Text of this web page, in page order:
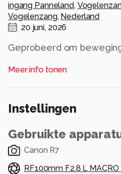
ingang Panneland,
Vogelenzang, Nederland
20 juni, 2026
Geprobeerd om
Is dit geslaagd?
Meer info tonen
Instellingen
Gebruikte
Canon R7
RF100mm F2.8 L MACRO